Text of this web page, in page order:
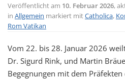
Veröffentlicht am 10. Februar 2026,
in Allgemein markiert mitCatholica,
Rom Vatikan
Vom 22. bis 28. Januar 2026
Dr. Sigurd Rink, und Martin
Begegnungen mit dem